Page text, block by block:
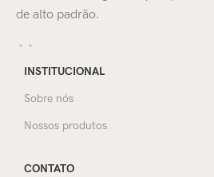
de alto padrão.
INSTITUCIONAL
Sobre nós
Nossos produtos
CONTATO